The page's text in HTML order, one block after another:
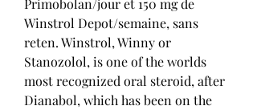
Primobolan/jour et 150 mg de
Winstrol Depot/semaine, sans
reten. Winstrol, Winny or
Stanozolol, is one of the worlds
most recognized oral steroid, after
Dianabol, which has been on the